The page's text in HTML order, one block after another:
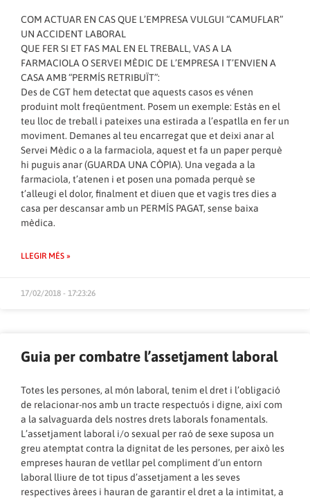
COM ACTUAR EN CAS QUE L’EMPRESA VULGUI “CAMUFLAR”
UN ACCIDENT LABORAL
QUE FER SI ET FAS MAL EN EL TREBALL, VAS A LA
FARMACIOLA O SERVEI MÈDIC DE L’EMPRESA I T’ENVIEN A
CASA AMB “PERMÍS RETRIBUÏT”:
Des de CGT hem detectat que aquests casos es vénen
produint molt freqüentment. Posem un exemple: Estàs en el
teu lloc de treball i pateixes una estirada a l’espatlla en fer un
moviment. Demanes al teu encarregat que et deixi anar al
Servei Mèdic o a la farmaciola, aquest et fa un paper perquè
hi puguis anar (GUARDA UNA CÒPIA). Una vegada a la
farmaciola, t’atenen i et posen una pomada perquè se
t’alleugi el dolor, finalment et diuen que et vagis tres dies a
casa per descansar amb un PERMÍS PAGAT, sense baixa
mèdica.
LLEGIR MÉS »
17/02/2018 - 17:23:26
Guia per combatre l’assetjament laboral
Totes les persones, al món laboral, tenim el dret i l’obligació
de relacionar-nos amb un tracte respectuós i digne, així com
a la salvaguarda dels nostres drets laborals fonamentals.
L’assetjament laboral i/o sexual per raó de sexe suposa un
greu atemptat contra la dignitat de les persones, per això les
empreses hauran de vetllar pel compliment d’un entorn
laboral lliure de tot tipus d’assetjament a les seves
respectives àrees i hauran de garantir el dret a la intimitat, a